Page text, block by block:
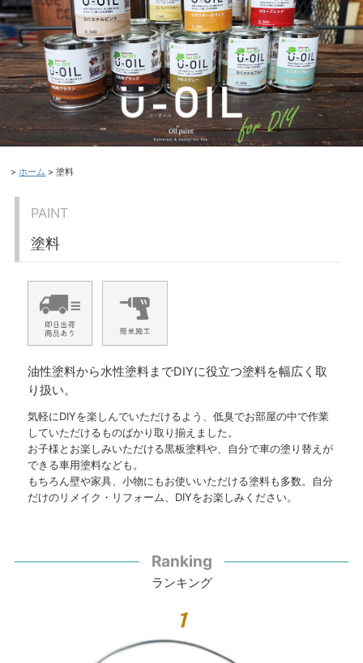
ホーム 塗料
PAINT
塗料
油性塗料から水性塗料までDIYに役立つ塗料を幅広く取
り扱い。
気軽にDIYを楽しんでいただけるよう、低臭でお部屋の中で作業
していただけるものばかり取り揃えました。
お子様とお楽しみいただける黒板塗料や、自分で車の塗り替えが
できる車用塗料なども。
もちろん壁や家具、小物にもお使いいただける塗料も多数。自分
だけのリメイク・リフォーム、DIYをお楽しみください。
Ranking
ランキング
1